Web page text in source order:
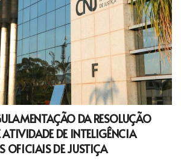
DA RESOLUÇÃO
ATIVIDADE DE INTELIGÊNCIA
OFICIAIS DE JUSTIÇA